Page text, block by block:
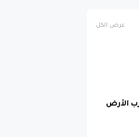
عرض الكل
الأرض